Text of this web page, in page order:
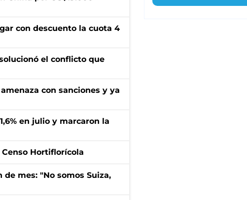
con descuento la cuota 4
el conflicto que
con sanciones y ya
en julio y marcaron la
Hortiflorícola
mes: "No somos Suiza,